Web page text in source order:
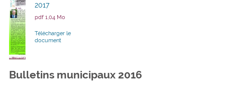
2017
pdf 1,04 Mo
Télécharger le
document
Bulletins municipaux 2016